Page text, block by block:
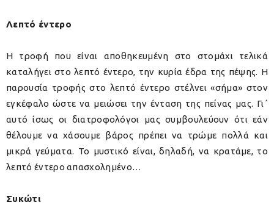
Λεπτό έντερο
Η τροφή που είναι αποθηκευμένη στο στομάχι τελικά
καταλήγει στο λεπτό έντερο, την κυρία έδρα της πέψης. Η
παρουσία τροφής στο λεπτό έντερο στέλνει «σήμα» στον
εγκέφαλο ώστε να μειώσει την ένταση της πείνας μας. Γι΄
αυτό ίσως οι διατροφολόγοι μας συμβουλεύουν ότι εάν
θέλουμε να χάσουμε βάρος πρέπει να τρώμε πολλά και
μικρά γεύματα. Το μυστικό είναι, δηλαδή, να κρατάμε, το
λεπτό έντερο απασχολημένο…
Συκώτι